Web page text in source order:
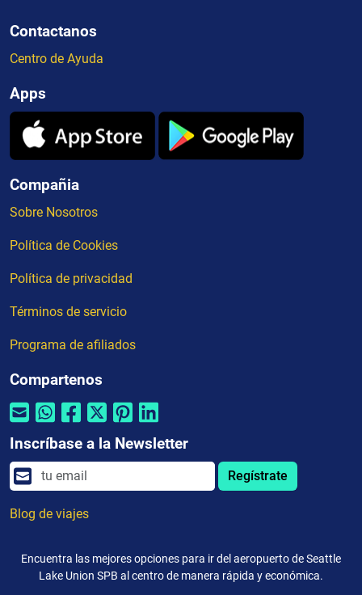
Contactanos
Centro de Ayuda
Apps
Compañia
Sobre Nosotros
Política de Cookies
Política de privacidad
Términos de servicio
Programa de afiliados
Compartenos
Inscríbase a la Newsletter
Regístrate
Blog de viajes
Encuentra las mejores opciones para ir del aeropuerto de Seattle
Lake Union SPB al centro de manera rápida y económica.